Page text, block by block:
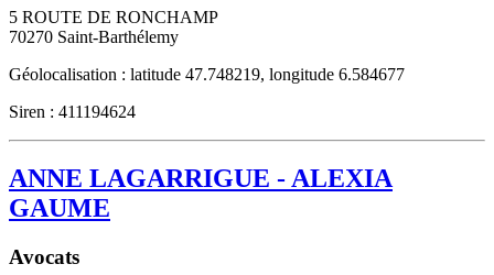
5 ROUTE DE RONCHAMP
70270 Saint-Barthélemy
Géolocalisation : latitude 47.748219, longitude 6.584677
Siren : 411194624
ANNE LAGARRIGUE - ALEXIA
GAUME
Avocats